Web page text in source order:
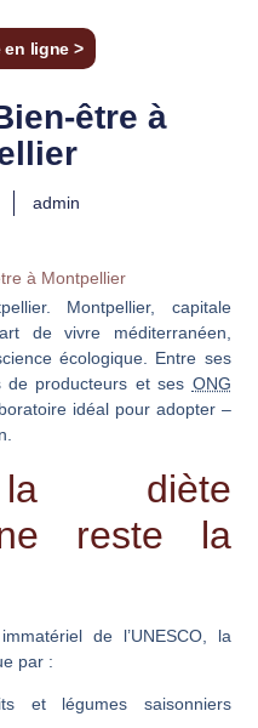
en ligne >
être à
admin
Montpellier, capitale
de vivre méditerranéen,
écologique. Entre ses
de producteurs et ses ONG
idéal pour adopter –
la diète
reste la
de l’UNESCO, la
par :
et légumes saisonniers